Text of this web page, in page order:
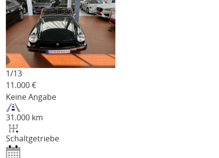
1/13
11.000 €
Keine Angabe
31.000 km
Schaltgetriebe